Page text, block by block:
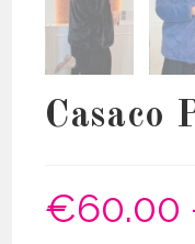
Casaco
€60.00